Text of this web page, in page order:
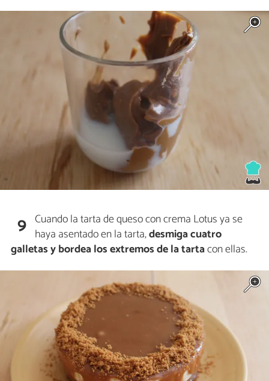
9 Cuando la tarta de queso con crema Lotus ya se
haya asentado en la tarta,desmiga cuatro
galletas y bordea los extremos de la tartacon ellas.